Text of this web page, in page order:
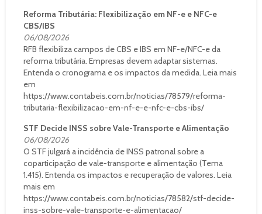
Reforma Tributária: Flexibilização em NF-e e NFC-e
CBS/IBS
06/08/2026
RFB flexibiliza campos de CBS e IBS em NF-e/NFC-e da
reforma tributária. Empresas devem adaptar sistemas.
Entenda o cronograma e os impactos da medida. Leia mais
em
https://www.contabeis.com.br/noticias/78579/reforma-
tributaria-flexibilizacao-em-nf-e-e-nfc-e-cbs-ibs/
STF Decide INSS sobre Vale-Transporte e Alimentação
06/08/2026
O STF julgará a incidência de INSS patronal sobre a
coparticipação de vale-transporte e alimentação (Tema
1.415). Entenda os impactos e recuperação de valores. Leia
mais em
https://www.contabeis.com.br/noticias/78582/stf-decide-
inss-sobre-vale-transporte-e-alimentacao/